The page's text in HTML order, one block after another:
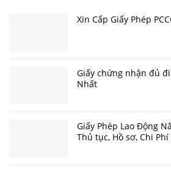
Xin Cấp Giấy Phép
Giấy chứng nhận đủ
Nhất
Giấy Phép Lao Động
Thủ tục, Hồ sơ, Chi Phí